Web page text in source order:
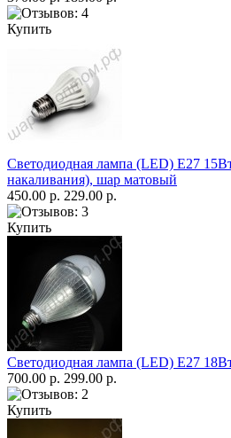
Купить
Светодиодная лампа (LED) Е27
накаливания), шар матовый
450.00 р. 229.00 р.
Купить
Светодиодная лампа (LED) Е27
700.00 р. 299.00 р.
Купить